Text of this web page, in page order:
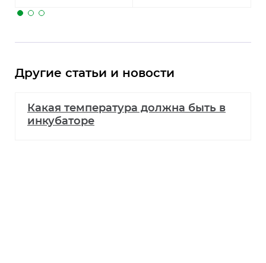
Другие статьи и новости
Какая температура должна быть в
инкубаторе